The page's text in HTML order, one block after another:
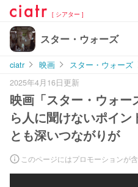
[ シアター ]
スター・ウォーズ
ciatr 映画 スター・ウォーズ
2025年4月16日更新
映画「スター・ウォー
ら人に聞けないポイ
とも深いつながりが
このページにはプロモーションが